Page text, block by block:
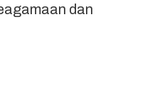
dan